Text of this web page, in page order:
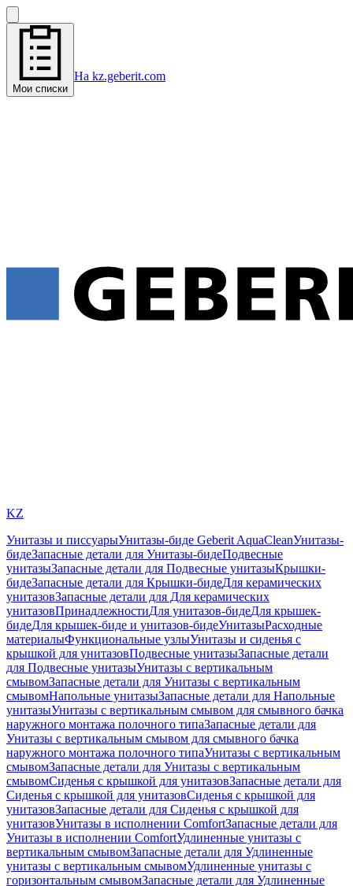
Мои списки
На kz.geberit.com
KZ
Унитазы и писсуарыУнитазы-биде Geberit AquaCleanУнитазы-
бидеЗапасные детали для Унитазы-бидеПодвесные
унитазыЗапасные детали для Подвесные унитазыКрышки-
бидеЗапасные детали для Крышки-бидеДля керамических
унитазовЗапасные детали для Для керамических
унитазовПринадлежностиДля унитазов-бидеДля крышек-
бидеДля крышек-биде и унитазов-бидеУнитазыРасходные
материалыФункциональные узлыУнитазы и сиденья с
крышкой для унитазовПодвесные унитазыЗапасные детали
для Подвесные унитазыУнитазы с вертикальным
смывомЗапасные детали для Унитазы с вертикальным
смывомНапольные унитазыЗапасные детали для Напольные
унитазыУнитазы с вертикальным смывом для смывного бачка
наружного монтажа полочного типаЗапасные детали для
Унитазы с вертикальным смывом для смывного бачка
наружного монтажа полочного типаУнитазы с вертикальным
смывомЗапасные детали для Унитазы с вертикальным
смывомСиденья с крышкой для унитазовЗапасные детали для
Сиденья с крышкой для унитазовСиденья с крышкой для
унитазовЗапасные детали для Сиденья с крышкой для
унитазовУнитазы в исполнении ComfortЗапасные детали для
Унитазы в исполнении ComfortУдлиненные унитазы с
вертикальным смывомЗапасные детали для Удлиненные
унитазы с вертикальным смывомУдлиненные унитазы с
горизонтальным смывомЗапасные детали для Удлиненные